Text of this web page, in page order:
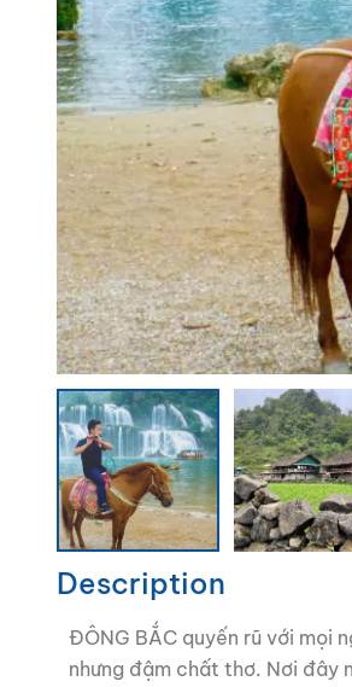
Description
ĐÔNG BẮC quyến rũ với mọi
nhưng đậm chất thơ. Nơi đây